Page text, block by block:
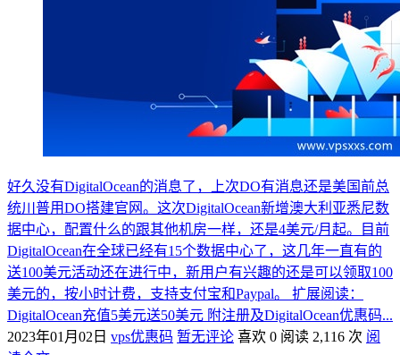
好久没有DigitalOcean的消息了，上次DO有消息还是美国前总
统川普用DO搭建官网。这次DigitalOcean新增澳大利亚悉尼数
据中心，配置什么的跟其他机房一样，还是4美元/月起。目前
DigitalOcean在全球已经有15个数据中心了，这几年一直有的
送100美元活动还在进行中，新用户有兴趣的还是可以领取100
美元的，按小时计费，支持支付宝和Paypal。 扩展阅读：
DigitalOcean充值5美元送50美元 附注册及DigitalOcean优惠码...
2023年01月02日 vps优惠码 暂无评论 喜欢 0 阅读 2,116 次 阅